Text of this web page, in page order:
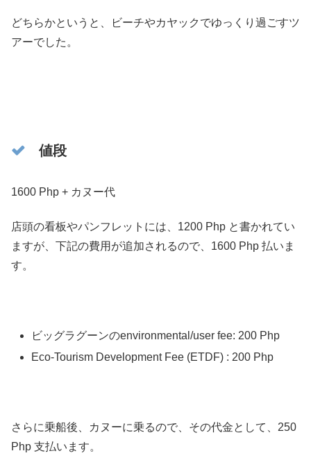
どちらかというと、ビーチやカヤックでゆっくり過ごすツ
アーでした。
値段
1600 Php + カヌー代
店頭の看板やパンフレットには、1200 Php と書かれてい
ますが、下記の費用が追加されるので、1600 Php 払いま
す。
ビッグラグーンのenvironmental/user fee: 200 Php
Eco-Tourism Development Fee (ETDF) : 200 Php
さらに乗船後、カヌーに乗るので、その代金として、250
Php 支払います。